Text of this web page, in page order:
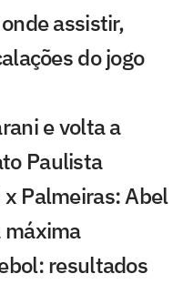
assistir,
do jogo
e volta a
Paulista
Palmeiras: Abel
máxima
resultados